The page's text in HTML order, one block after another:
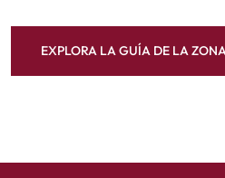
EXPLORA LA GUÍA DE LA